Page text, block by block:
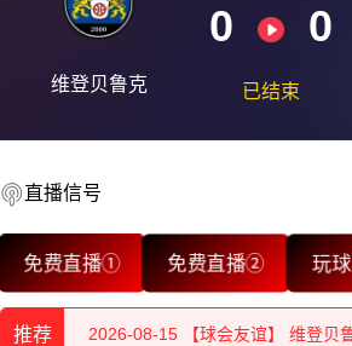
维登贝鲁克
0 0
已结束
直播信号
免费直播① 免费直播② 玩
推荐
2026-08-15 【球会友谊】 维登贝
2026-08-15 【球会友谊】 维登贝
2026-08-15 【球会友谊】 维登贝